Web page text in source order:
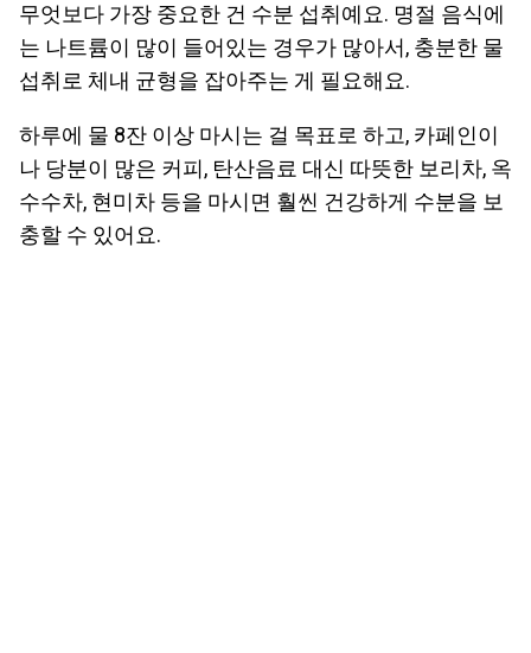
무엇보다 가장 중요한 건 수분 섭취예요. 명절 음식에
는 나트륨이 많이 들어있는 경우가 많아서, 충분한 물
섭취로 체내 균형을 잡아주는 게 필요해요.
하루에 물 8잔 이상 마시는 걸 목표로 하고, 카페인이
나 당분이 많은 커피, 탄산음료 대신 따뜻한 보리차, 옥
수수차, 현미차 등을 마시면 훨씬 건강하게 수분을 보
충할 수 있어요.